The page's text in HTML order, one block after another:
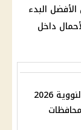
البدء
داخل
التقديم في مدارس الضبعة النووية 2026